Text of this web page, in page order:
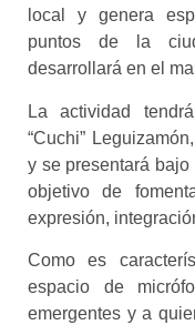
local y genera
puntos de la
desarrollará en el
La actividad
“Cuchi”
y se presentará bajo
objetivo de
expresión,
Como es
espacio de
emergentes y a